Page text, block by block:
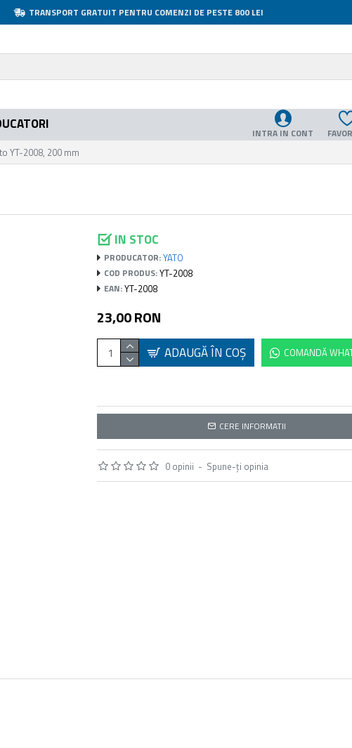
TRANSPORT GRATUIT PENTRU COMENZI DE PESTE 800 LEI
INTRA IN CONT
YT-2008, 200 mm
IN STOC
PRODUCATOR:YATO
COD PRODUS:YT-2008
EAN:YT-2008
0 opinii - Spune-ţi opinia
23,00 RON
ADAUGĂ ÎN COŞ COMANDĂ
CERE INFORMATII